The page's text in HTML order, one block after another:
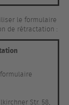
le formulaire
de rétractation :
Str. 58,